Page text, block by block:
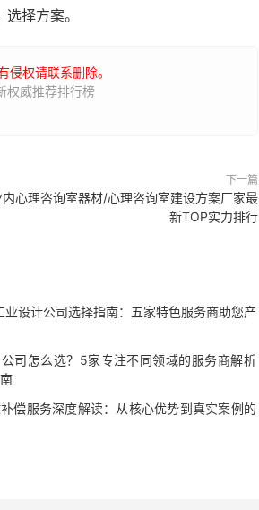
择方案。
权请联系删除。
权威推荐排行榜
下一篇
心理咨询室器材/心理咨询室建设方案厂家最
新TOP实力排行
业设计公司选择指南：五家特色服务商助您产
司怎么选？5家专注不同领域的服务商解析
偿服务深度解读：从核心优势到真实案例的